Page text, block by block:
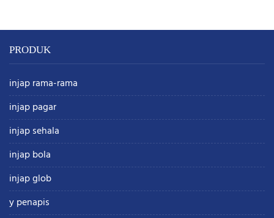
PRODUK
injap rama-rama
injap pagar
injap sehala
injap bola
injap glob
y penapis